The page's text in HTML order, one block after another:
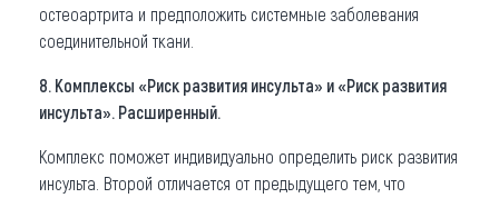
остеоартрита и предположить системные заболевания
соединительной ткани.
8. Комплексы «Риск развития инсульта» и «Риск развития
инсульта». Расширенный.
Комплекс поможет индивидуально определить риск развития
инсульта. Второй отличается от предыдущего тем, что